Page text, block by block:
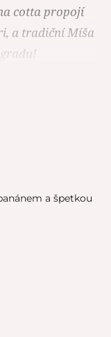
cotta propojí
a tradiční Míša
a špetkou